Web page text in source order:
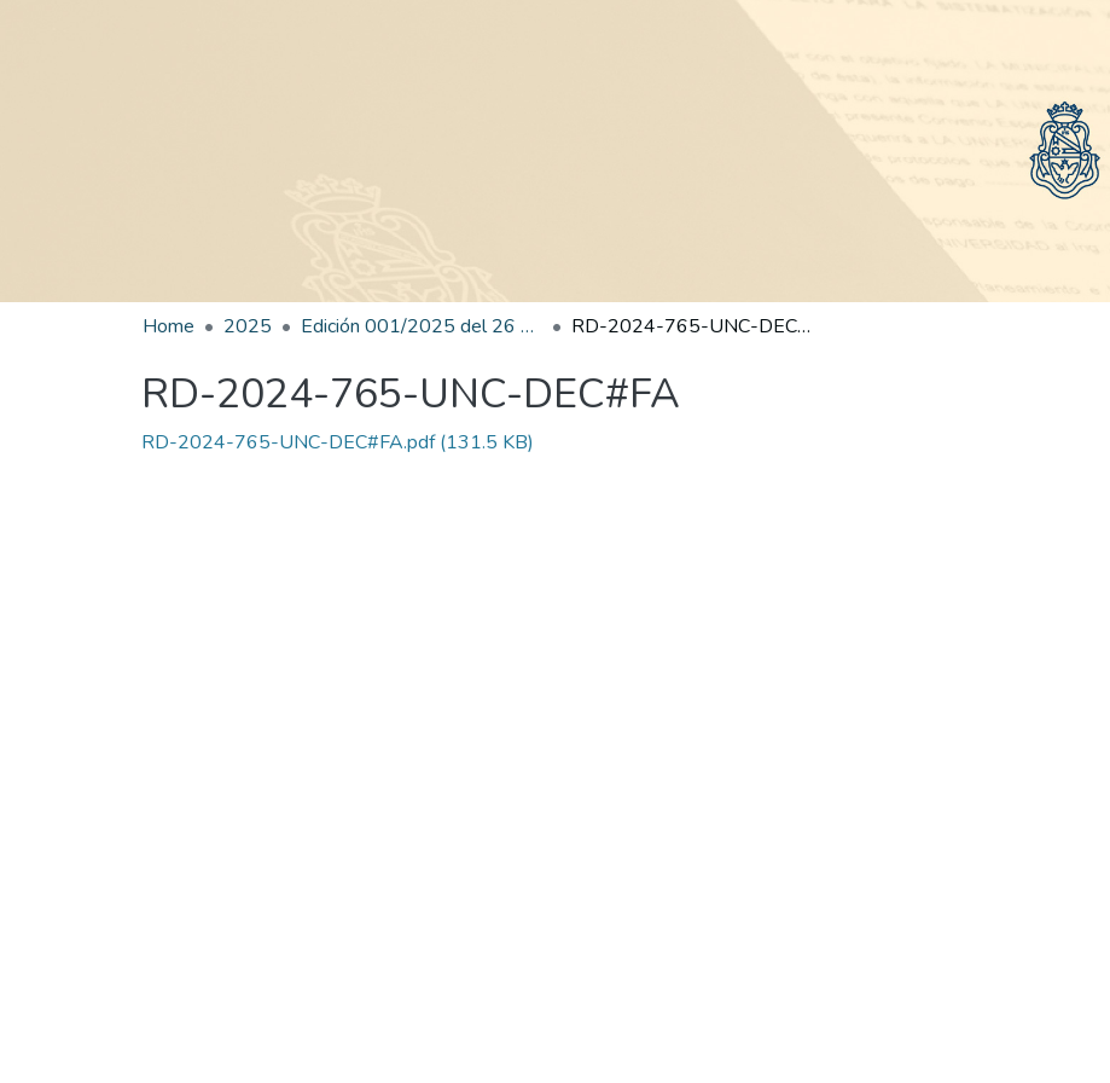
Home 2025 Edición 001/2025 del 26 de mayo de 2025 RD-2024-765-UNC-DEC#FA
RD-2024-765-UNC-DEC#FA
RD-2024-765-UNC-DEC#FA.pdf(131.5 KB)